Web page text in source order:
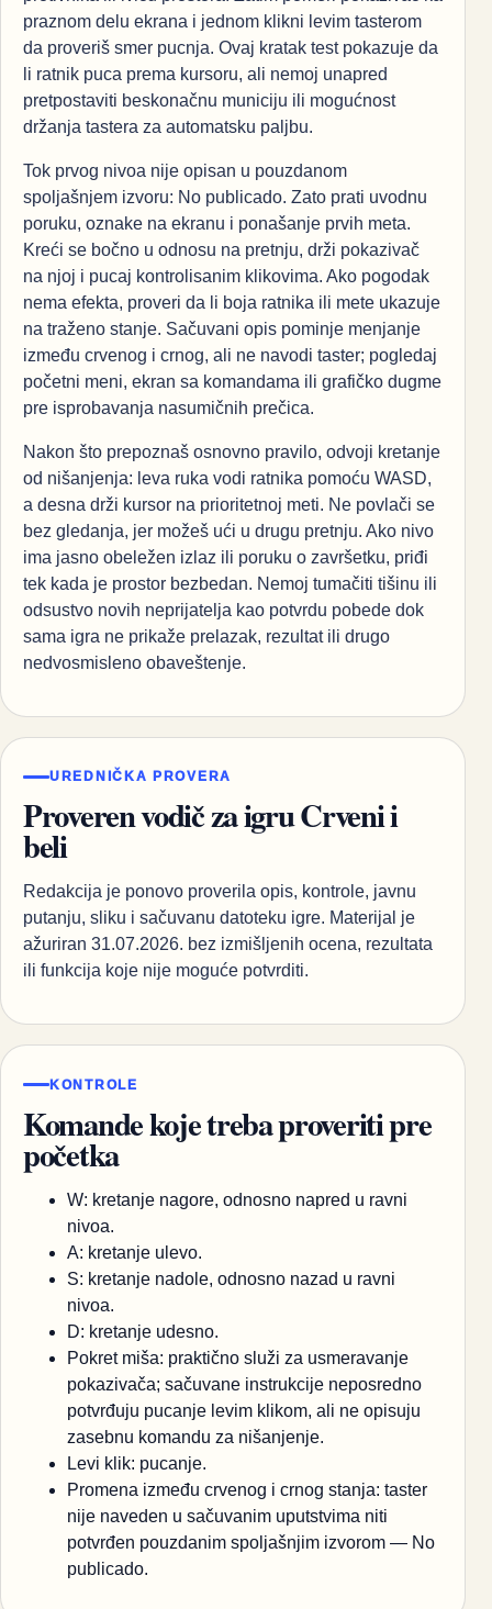
praznom delu ekrana i jednom klikni levim tasterom
da proveriš smer pucnja. Ovaj kratak test pokazuje da
li ratnik puca prema kursoru, ali nemoj unapred
pretpostaviti beskonačnu municiju ili mogućnost
držanja tastera za automatsku paljbu.
Tok prvog nivoa nije opisan u pouzdanom
spoljašnjem izvoru: No publicado. Zato prati uvodnu
poruku, oznake na ekranu i ponašanje prvih meta.
Kreći se bočno u odnosu na pretnju, drži pokazivač
na njoj i pucaj kontrolisanim klikovima. Ako pogodak
nema efekta, proveri da li boja ratnika ili mete ukazuje
na traženo stanje. Sačuvani opis pominje menjanje
između crvenog i crnog, ali ne navodi taster; pogledaj
početni meni, ekran sa komandama ili grafičko dugme
pre isprobavanja nasumičnih prečica.
Nakon što prepoznaš osnovno pravilo, odvoji kretanje
od nišanjenja: leva ruka vodi ratnika pomoću WASD,
a desna drži kursor na prioritetnoj meti. Ne povlači se
bez gledanja, jer možeš ući u drugu pretnju. Ako nivo
ima jasno obeležen izlaz ili poruku o završetku, priđi
tek kada je prostor bezbedan. Nemoj tumačiti tišinu ili
odsustvo novih neprijatelja kao potvrdu pobede dok
sama igra ne prikaže prelazak, rezultat ili drugo
nedvosmisleno obaveštenje.
UREDNIČKA PROVERA
Proveren vodič za igru Crveni i
beli
Redakcija je ponovo proverila opis, kontrole, javnu
putanju, sliku i sačuvanu datoteku igre. Materijal je
ažuriran 31.07.2026. bez izmišljenih ocena, rezultata
ili funkcija koje nije moguće potvrditi.
KONTROLE
Komande koje treba proveriti pre
početka
W: kretanje nagore, odnosno napred u ravni
nivoa.
A: kretanje ulevo.
S: kretanje nadole, odnosno nazad u ravni
nivoa.
D: kretanje udesno.
Pokret miša: praktično služi za usmeravanje
pokazivača; sačuvane instrukcije neposredno
potvrđuju pucanje levim klikom, ali ne opisuju
zasebnu komandu za nišanjenje.
Levi klik: pucanje.
Promena između crvenog i crnog stanja: taster
nije naveden u sačuvanim uputstvima niti
potvrđen pouzdanim spoljašnjim izvorom — No
publicado.